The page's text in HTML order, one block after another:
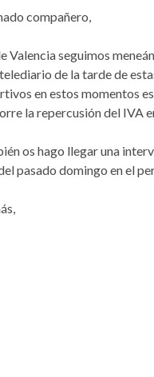
compañero,
Valencia seguimos
de la tarde de
en estos momentos
la repercusión del IVA
os hago llegar una
pasado domingo en el